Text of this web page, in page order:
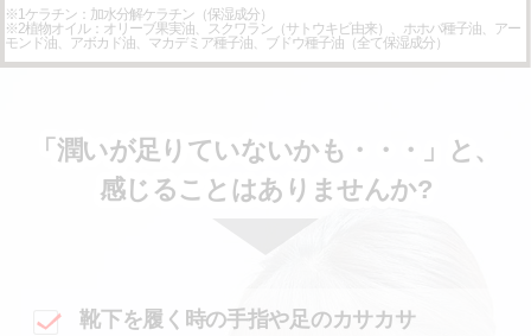
※1ケラチン：加水分解ケラチン（保湿成分）
※2植物オイル：オリーブ果実油、スクワラン（サトウキビ由来）、ホホバ種子油、アー
モンド油、アボカド油、マカデミア種子油、ブドウ種子油（全て保湿成分）
「潤いが足りていないかも・・・」と、
感じることはありませんか?
靴下を履く時の手指や足のカサカサ